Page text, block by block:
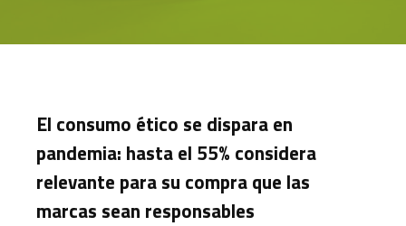
El consumo ético se dispara en
pandemia: hasta el 55% considera
relevante para su compra que las
marcas sean responsables